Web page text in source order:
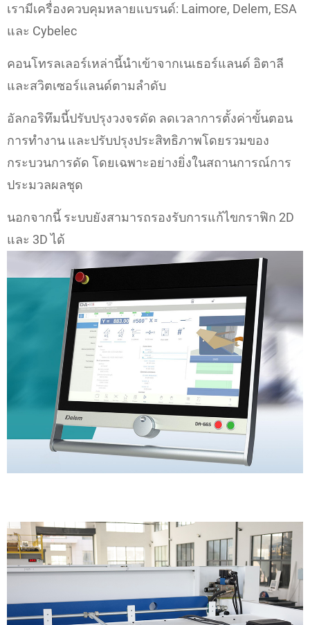
เรามีเครื่องควบคุมหลายแบรนด์: Laimore, Delem, ESA
และ Cybelec
คอนโทรลเลอร์เหล่านี้นำเข้าจากเนเธอร์แลนด์ อิตาลี
และสวิตเซอร์แลนด์ตามลำดับ
อัลกอริทึมนี้ปรับปรุงวงจรดัด ลดเวลาการตั้งค่าขั้นตอน
การทำงาน และปรับปรุงประสิทธิภาพโดยรวมของ
กระบวนการดัด โดยเฉพาะอย่างยิ่งในสถานการณ์การ
ประมวลผลชุด
นอกจากนี้ ระบบยังสามารถรองรับการแก้ไขกราฟิก 2D
และ 3D ได้